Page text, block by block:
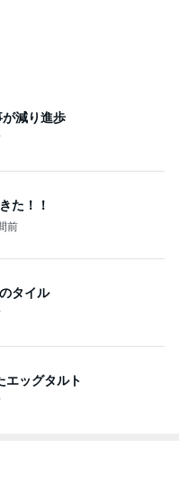
減り進歩
た！！
前
タイル
エッグタルト